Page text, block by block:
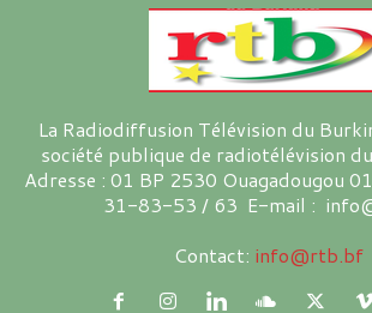
La Radiodiffusion Télévision du
société publique de radiotélévision
Adresse : 01 BP 2530 Ouagadougou
31-83-53 / 63 E-mail :
Contact: info@rtb.bf